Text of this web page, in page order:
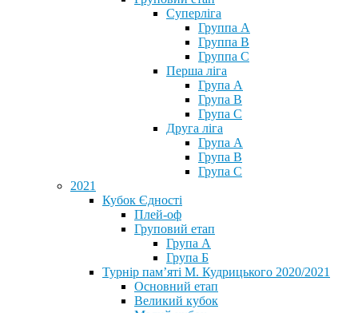
Суперліга
Группа A
Группа B
Группа C
Перша ліга
Група A
Група B
Група C
Друга ліга
Група A
Група B
Група C
2021
Кубок Єдності
Плей-оф
Груповий етап
Група А
Група Б
Турнір пам’яті М. Кудрицького 2020/2021
Основний етап
Великий кубок